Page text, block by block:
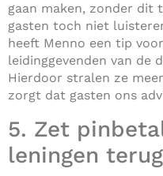
gaan maken, zonder dit
gasten toch niet
heeft Menno een tip
leidinggevenden van de
Hierdoor stralen ze
zorgt dat gasten ons
5. Zet
leningen